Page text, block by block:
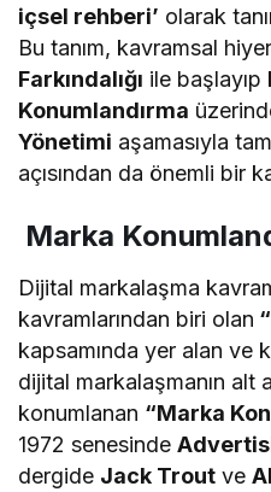
içsel rehberi’ olarak
Bu tanım, kavramsal
Farkındalığı ile başlayıp
Konumlandırma
Yönetimi aşamasıyla
açısından da önemli bir
Marka
Dijital markalaşma
kavramlarından biri olan
kapsamında yer alan ve
dijital markalaşmanın alt
konumlanan “Marka
1972 senesinde
dergide Jack Trout ve